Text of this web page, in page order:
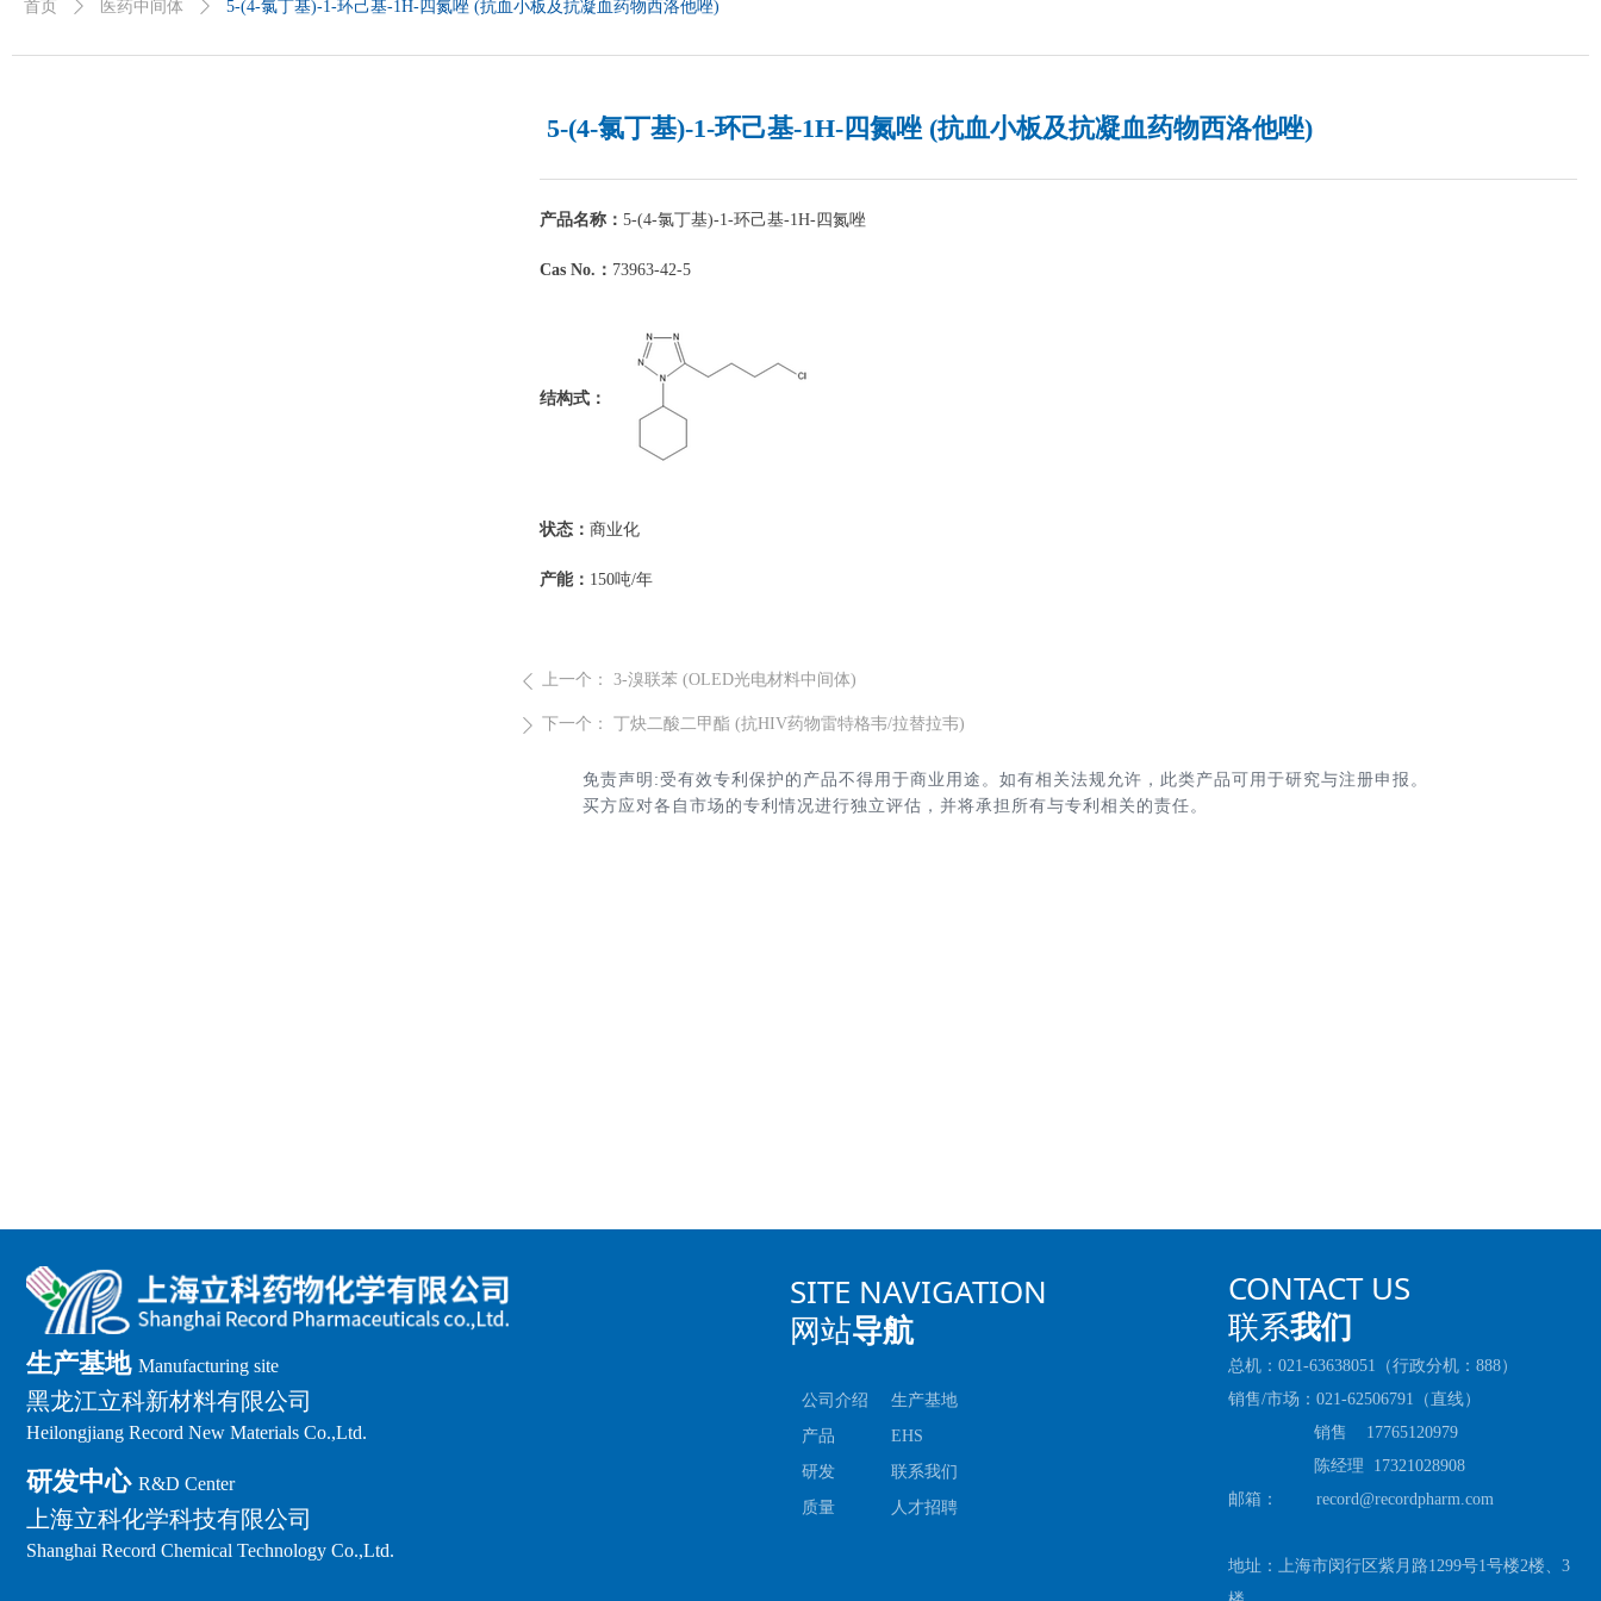
首页 ꄲ 医药中间体 ꄲ 5-(4-氯丁基)-1-环己基-1H-四氮唑 (抗血小板及抗凝血药物西洛他唑)
5-(4-氯丁基)-1-环己基-1H-四氮唑 (抗血小板及抗凝血药物西洛他唑)
ꄴ 上一个： 3-溴联苯 (OLED光电材料中间体)
ꄲ 下一个： 丁炔二酸二甲酯 (抗HIV药物雷特格韦/拉替拉韦)
产品名称： 5-(4-氯丁基)-1-环己基-1H-四氮唑
Cas No.： 73963-42-5
结构式：
状态： 商业化
产能： 150吨/年
免责声明:受有效专利保护的产品不得用于商业用途。如有相关法规允许，此类产品可用于研究与注册申报。
买方应对各自市场的专利情况进行独立评估，并将承担所有与专利相关的责任。
公司介绍
产品
研发
质量
生产基地
EHS
联系我们
人才招聘
SITE NAVIGATION
网站导航
CONTACT US
联系我们
总机：021-63638051（行政分机：888）
销售/市场：021-62506791（直线）
销售 17765120979
陈经理 17321028908
邮箱： record@recordpharm.com
地址：上海市闵行区紫月路1299号1号楼2楼、3
生产基地 Manufacturing site
黑龙江立科新材料有限公司
Heilongjiang Record New Materials Co.,Ltd.
研发中心 R&D Center
上海立科化学科技有限公司
Shanghai Record Chemical Technology Co.,Ltd.